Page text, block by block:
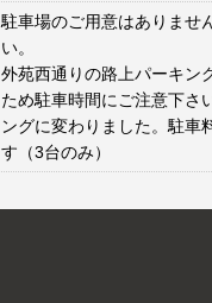
駐車場のご用意はありませ
い。
外苑西通りの路上パーキン
ため駐車時間にご注意下さ
ングに変わりました。駐車
す（3台のみ）